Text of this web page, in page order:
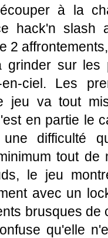
à la
hack'n slash
2
grinder sur les
ciel. Les
jeu va tout
en partie le
difficulté
tout de
le jeu
avec un
brusques de
qu'elle